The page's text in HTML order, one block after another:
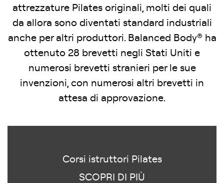
attrezzature Pilates originali, molti dei quali
da allora sono diventati standard industriali
anche per altri produttori. Balanced Body® ha
ottenuto 28 brevetti negli Stati Uniti e
numerosi brevetti stranieri per le sue
invenzioni, con numerosi altri brevetti in
attesa di approvazione.
Corsi istruttori Pilates
SCOPRI DI PIÙ